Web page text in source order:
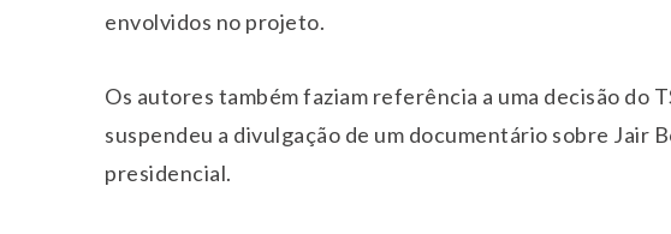
envolvidos no projeto.
Os autores também faziam referência a uma decisão do
suspendeu a divulgação de um documentário sobre Jair
presidencial.